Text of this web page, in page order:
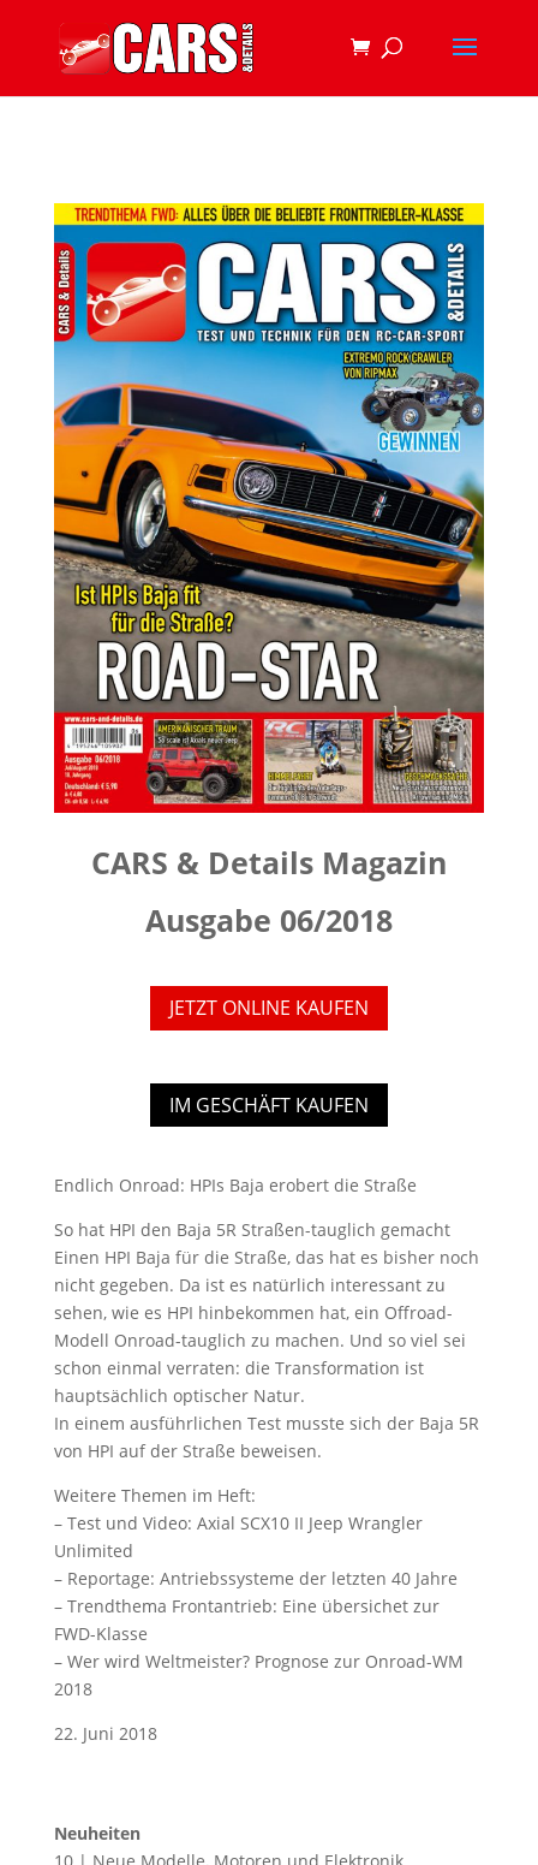
CARS & Details Magazin
Ausgabe 06/2018
JETZT ONLINE KAUFEN
IM GESCHÄFT KAUFEN
Endlich Onroad: HPIs Baja erobert die Straße
So hat HPI den Baja 5R Straßen-tauglich gemacht
Einen HPI Baja für die Straße, das hat es bisher noch
nicht gegeben. Da ist es natürlich interessant zu
sehen, wie es HPI hinbekommen hat, ein Offroad-
Modell Onroad-tauglich zu machen. Und so viel sei
schon einmal verraten: die Transformation ist
hauptsächlich optischer Natur.
In einem ausführlichen Test musste sich der Baja 5R
von HPI auf der Straße beweisen.
Weitere Themen im Heft:
– Test und Video: Axial SCX10 II Jeep Wrangler
Unlimited
– Reportage: Antriebssysteme der letzten 40 Jahre
– Trendthema Frontantrieb: Eine übersichet zur
FWD-Klasse
– Wer wird Weltmeister? Prognose zur Onroad-WM
2018
22. Juni 2018
Neuheiten